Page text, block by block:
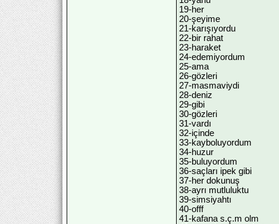
19-her
20-şeyime
21-karışıyordu
22-bir rahat
23-haraket
24-edemiyordum
25-ama
26-gözleri
27-masmaviydi
28-deniz
29-gibi
30-gözleri
31-vardı
32-içinde
33-kayboluyordum
34-huzur
35-buluyordum
36-saçları ipek gibi
37-her dokunuş
38-ayrı mutluluktu
39-simsiyahtı
40-offf
41-kafana s.ç.m olm